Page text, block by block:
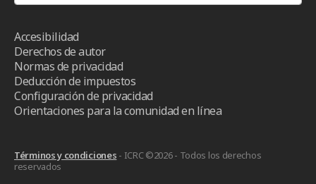
Accesibilidad
Derechos de autor
Normas de privacidad
Deducción de impuestos
Configuración de privacidad
Orientaciones para la comunidad en línea
Términos y condiciones - ICRC ©2026 - Todos los derechos
reservados